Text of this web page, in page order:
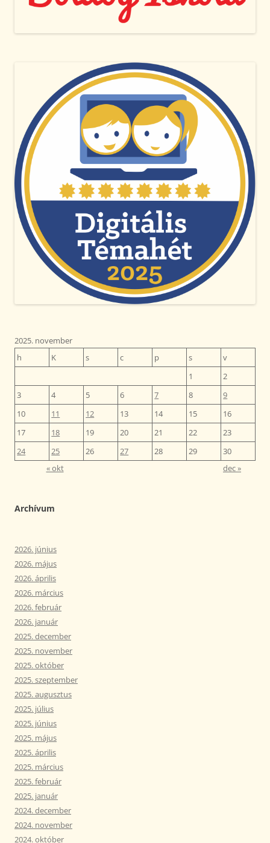
2025. november
h
K s c p s
v
1
2
3
4 5 6 7 8
9
10
11 12 13 14 15
16
17
18 19 20 21 22
23
24
25 26 27 28 29
30
« okt
dec »
Archívum
2026. június
2026. május
2026. április
2026. március
2026. február
2026. január
2025. december
2025. november
2025. október
2025. szeptember
2025. augusztus
2025. július
2025. június
2025. május
2025. április
2025. március
2025. február
2025. január
2024. december
2024. november
2024. október